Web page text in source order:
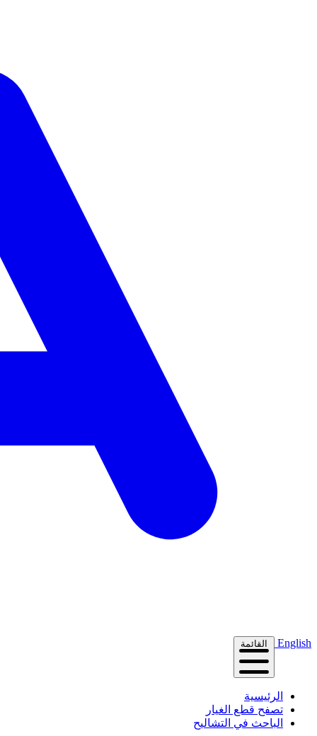
English القائمة
الرئيسية
تصفح قطع الغيار
الباحث في التشاليح